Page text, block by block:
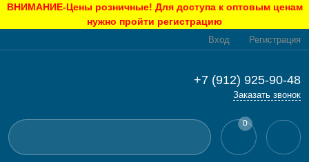
ВНИМАНИЕ-Цены розничные! Для доступа к оптовым ценам
нужно пройти регистрацию
Вход Регистрация
+7 (912) 925-90-48
Заказать звонок
0